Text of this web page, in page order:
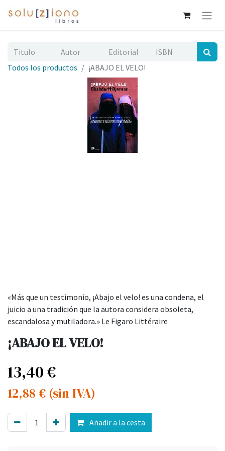
Todos los productos ¡ABAJO EL VELO!
«Más que un testimonio, ¡Abajo el velo! es una condena, el
juicio a una tradición que la autora considera obsoleta,
escandalosa y mutiladora.» Le Figaro Littéraire
¡ABAJO EL VELO!
13,40€
12,88 € (sin IVA)
Añadir a la cesta